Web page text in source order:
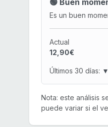
🟢 Buen
Es un buen
Actual
12,90€
Últimos 30 días:
Nota: este análisis
puede variar si el